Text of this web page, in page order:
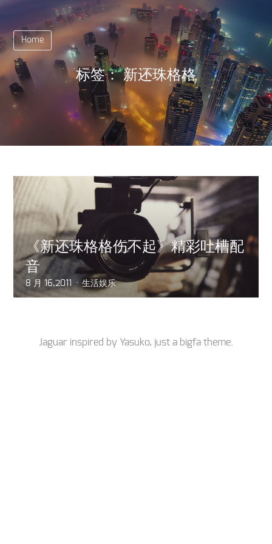
Home
标签：新还珠格格
《新还珠格格伤不起》精彩吐槽配
音
8 月 16,2011 生活娱乐
Jaguar inspired by Yasuko, just a bigfa theme.